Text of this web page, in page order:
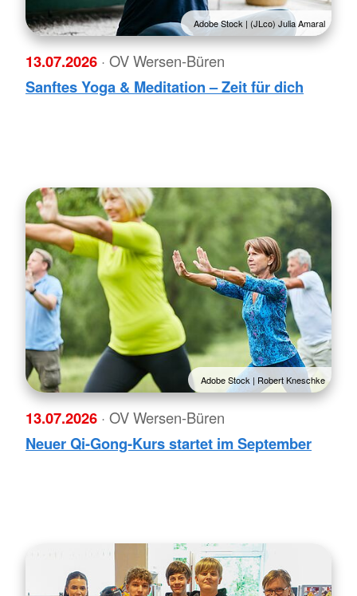
Adobe Stock | (JLco) Julia Amaral
13.07.2026 · OV Wersen-Büren
Sanftes Yoga & Meditation – Zeit für dich
Adobe Stock | Robert Kneschke
13.07.2026 · OV Wersen-Büren
Neuer Qi-Gong-Kurs startet im September